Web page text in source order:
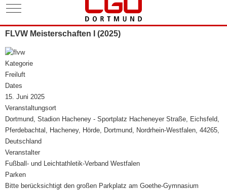
Mobile Menu Toggle
FLVW Meisterschaften I (2025)
Kategorie
Freiluft
Dates
15. Juni 2025
Veranstaltungsort
Dortmund, Stadion Hacheney - Sportplatz Hacheneyer Straße, Eichsfeld,
Pferdebachtal, Hacheney, Hörde, Dortmund, Nordrhein-Westfalen, 44265,
Deutschland
Veranstalter
Fußball- und Leichtathletik-Verband Westfalen
Parken
Bitte berücksichtigt den großen Parkplatz am Goethe-Gymnasium